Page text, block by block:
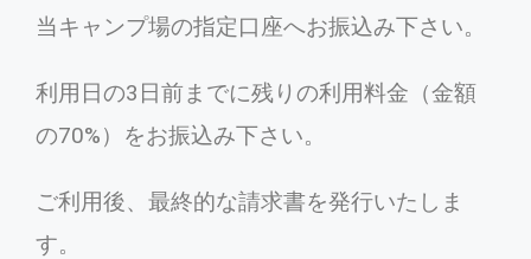
当キャンプ場の指定口座へお振込み下さい。
利用日の3日前までに残りの利用料金（金額
の70%）をお振込み下さい。
ご利用後、最終的な請求書を発行いたしま
す。